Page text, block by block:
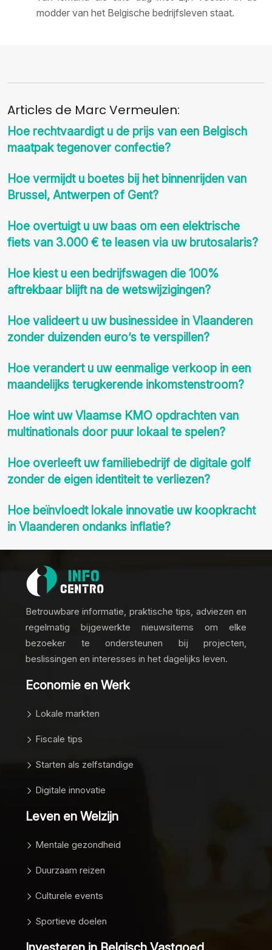
modder van het Belgische bedrijfsleven staat.
Articles de Marc Vermeulen:
Hoe rechtvaardigt u de prijs van een Belgisch
maatpak tegenover confectie?
Hoe vermijdt u boetes bij het binnenrijden van
Brussel, Antwerpen of Gent?
Hoe overtuigt u uw baas om een elektrische
fiets van 3.000 € te leasen via uw brutosalaris?
Hoe kiest u een bedrijfswagen die 100%
aftrekbaar blijft na de wetswijzigingen?
Hoe valideert u uw businessidee in Vlaanderen
zonder duizenden euro’s te verspillen?
Hoe verandert u uw eenmalige verkoop in een
maandelijks terugkerende inkomstenstroom?
Hoe wint uw Vlaamse KMO opdrachten van
multinationals door puur lokaal te spelen?
Hoe overleeft uw familiebedrijf de digitale golf
zonder de eigen identiteit te verliezen?
Hoe beïnvloedt lokale innovatie uw koopkracht
in Vlaanderen ondanks inflatie?
Betrouwbare informatie, praktische tips, adviezen en
regelmatig bijgewerkte nieuwsitems om elke
bezoeker te ondersteunen bij projecten,
beslissingen en interesses in het dagelijks leven.
Economie en Werk
Lokale markten
Fiscale tips
Starten als zelfstandige
Digitale innovatie
Leven en Welzijn
Mentale gezondheid
Duurzaam reizen
Culturele events
Sportieve doelen